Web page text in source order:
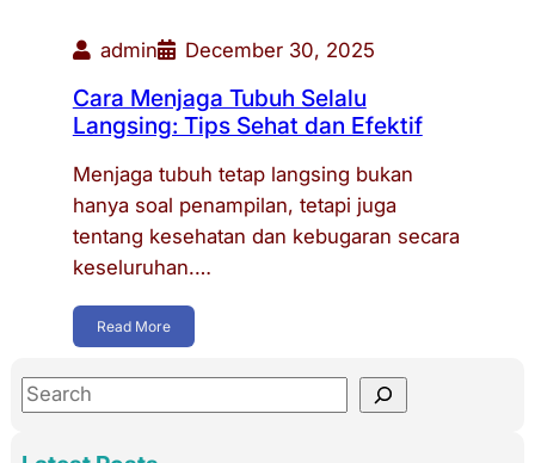
admin December 30, 2025
Cara Menjaga Tubuh Selalu
Langsing: Tips Sehat dan Efektif
Menjaga tubuh tetap langsing bukan
hanya soal penampilan, tetapi juga
tentang kesehatan dan kebugaran secara
keseluruhan.…
Read More
S
a